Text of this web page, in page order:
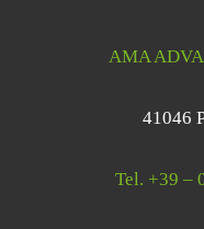
AMA
41046
Tel. +39 –